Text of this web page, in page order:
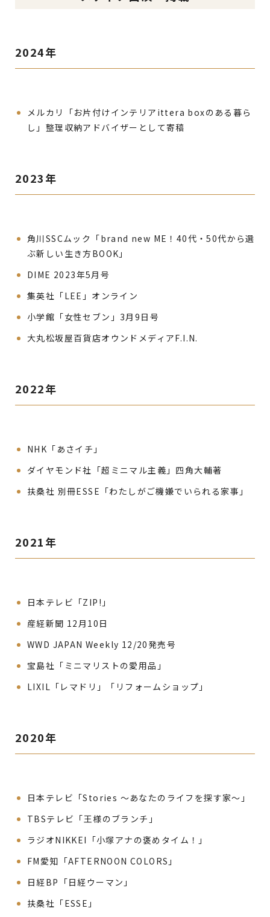
2024年
メルカリ「お片付けインテリアittera boxのある暮ら
し」整理収納アドバイザーとして寄稿
2023年
角川SSCムック「brand new ME！40代・50代から選
ぶ新しい生き方BOOK」
DIME 2023年5月号
集英社「LEE」オンライン
小学館「女性セブン」3月9日号
大丸松坂屋百貨店オウンドメディアF.I.N.
2022年
NHK「あさイチ」
ダイヤモンド社「超ミニマル主義」四角大輔著
扶桑社 別冊ESSE「わたしがご機嫌でいられる家事」
2021年
日本テレビ「ZIP!」
産経新聞 12月10日
WWD JAPAN Weekly 12/20発売号
宝島社「ミニマリストの愛用品」
LIXIL「レマドリ」「リフォームショップ」
2020年
日本テレビ「Stories ～あなたのライフを探す家～」
TBSテレビ「王様のブランチ」
ラジオNIKKEI「小塚アナの褒めタイム！」
FM愛知「AFTERNOON COLORS」
日経BP「日経ウーマン」
扶桑社「ESSE」